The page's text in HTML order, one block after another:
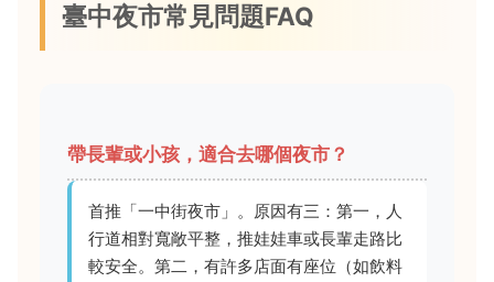
臺中夜市常見問題FAQ
帶長輩或小孩，適合去哪個夜市？
首推「一中街夜市」。原因有三：第一，人
行道相對寬敞平整，推娃娃車或長輩走路比
較安全。第二，有許多店面有座位（如飲料